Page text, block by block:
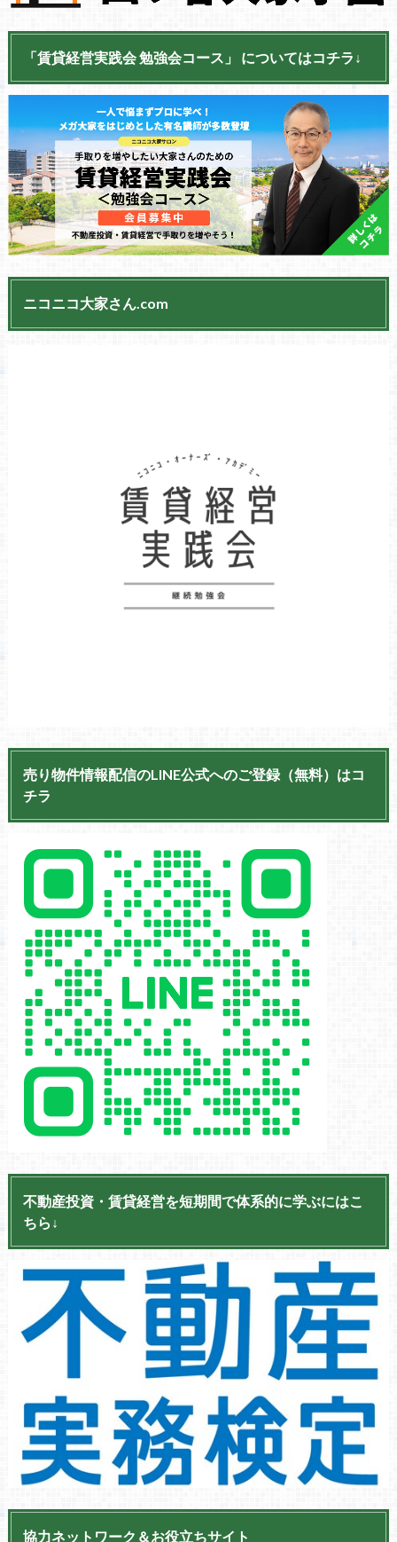
「賃貸経営実践会 勉強会コース」 についてはコチラ↓
ニコニコ大家さん.com
売り物件情報配信のLINE公式へのご登録（無料）はコ
チラ
不動産投資・賃貸経営を短期間で体系的に学ぶにはこ
ちら↓
協力ネットワーク＆お役立ちサイト